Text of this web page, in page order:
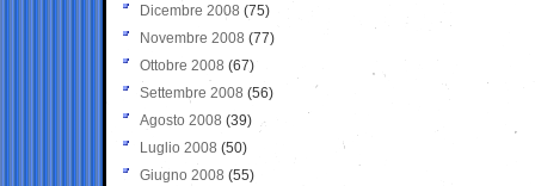
Dicembre 2008 (75)
Novembre 2008 (77)
Ottobre 2008 (67)
Settembre 2008 (56)
Agosto 2008 (39)
Luglio 2008 (50)
Giugno 2008 (55)